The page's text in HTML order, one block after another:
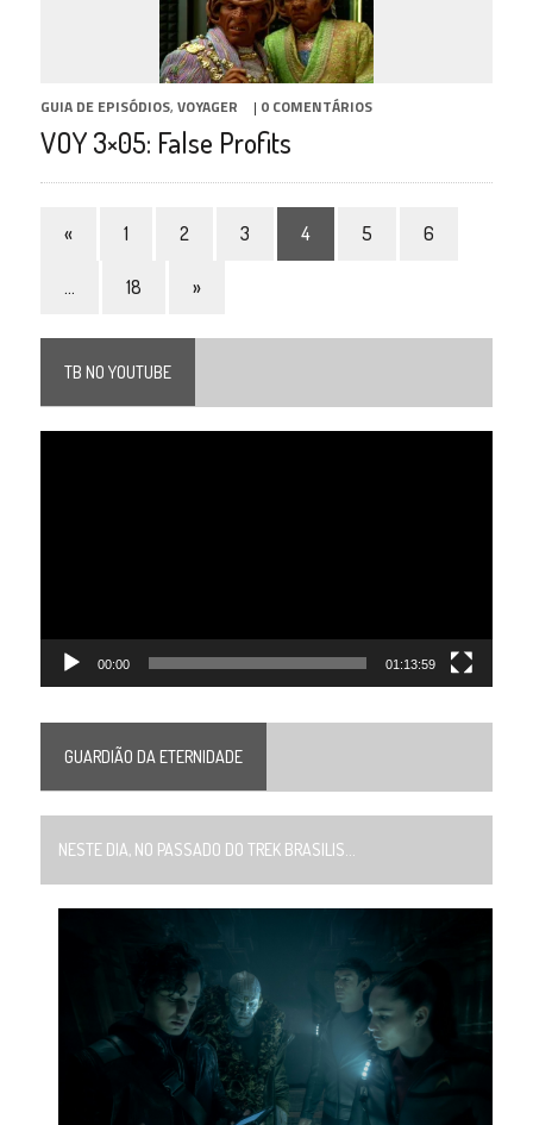
GUIA DE EPISÓDIOS, VOYAGER | 0 COMENTÁRIOS
VOY 3×05: False Profits
« 1 2 3 4 5 6
… 18 »
TB NO YOUTUBE
00:00 01:13:59
GUARDIÃO DA ETERNIDADE
NESTE DIA, NO PASSADO DO TREK BRASILIS...